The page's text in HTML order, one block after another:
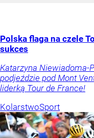
Polska flaga na czele
sukces
Katarzyna Niewiadoma-
podjeździe pod Mont
liderką Tour de France!
KolarstwoSport